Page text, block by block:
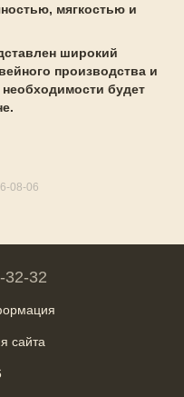
мягкостью и
широкий
производства и
будет
08-06
32-32
сайта